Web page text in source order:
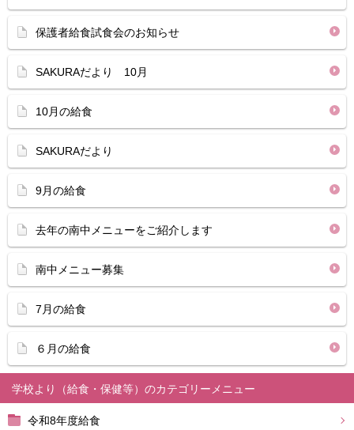
学校より（給食・保健等）
令和8年度給食
保護者給食試食会のお知らせ
SAKURAだより 10月
10月の給食
SAKURAだより
9月の給食
去年の南中メニューをご紹介します
南中メニュー募集
7月の給食
６月の給食